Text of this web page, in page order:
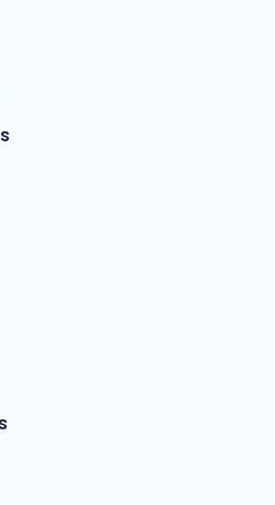
sobre productos y servicios,
gratuitos y artículos de
en cualquier
el futuro.